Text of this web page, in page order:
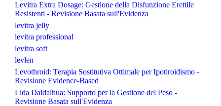
Levitra Extra Dosage: Gestione della Disfunzione Erettile
Resistenti - Revisione Basata sull'Evidenza
levitra jelly
levitra professional
levitra soft
levlen
Levothroid: Terapia Sostitutiva Ottimale per Ipotiroidismo -
Revisione Evidence-Based
Lida Daidaihua: Supporto per la Gestione del Peso -
Revisione Basata sull'Evidenza